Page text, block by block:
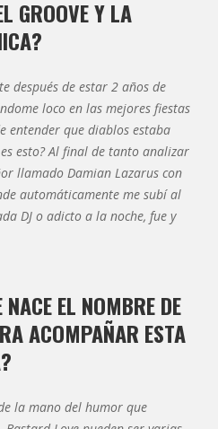
GROOVE Y LA
después de estar 2 años de
loco en las mejores fiestas
entender que diablos estaba
esto? Al final de tanto analizar
llamado Damian Lazarus con
automáticamente me subí al
DJ o adicto a la noche, fue y
EL NOMBRE DE
ACOMPAÑAR ESTA
la mano del humor que